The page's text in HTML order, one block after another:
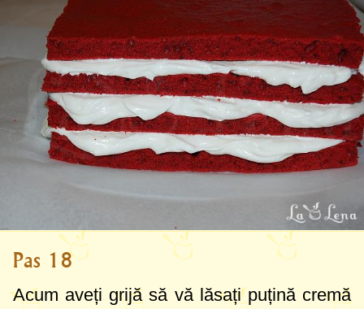
Pas 18
Acum aveți grijă să vă lăsați puțină cremă